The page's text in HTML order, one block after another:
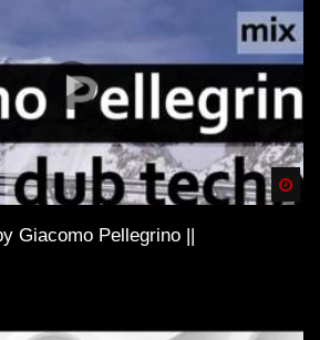
Giacomo Pellegrino ||